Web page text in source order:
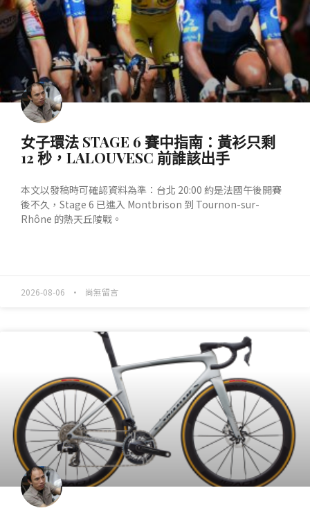
女子環法 STAGE 6 賽中指南：黃衫只剩
12 秒，LALOUVESC 前誰該出手
本文以發稿時可確認資料為準：台北 20:00 約是法國午後開賽
後不久，Stage 6 已進入 Montbrison 到 Tournon-sur-
Rhône 的熱天丘陵戰。
2026-08-06 尚無留言